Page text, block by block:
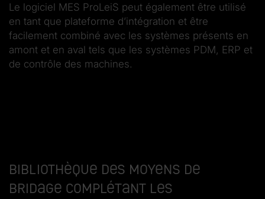
Le logiciel MES ProLeiS peut également être utilisé
en tant que plateforme d’intégration et être
facilement combiné avec les systèmes présents en
amont et en aval tels que les systèmes PDM, ERP et
de contrôle des machines.
Bibliothèque des moyens de
bridage complétant les